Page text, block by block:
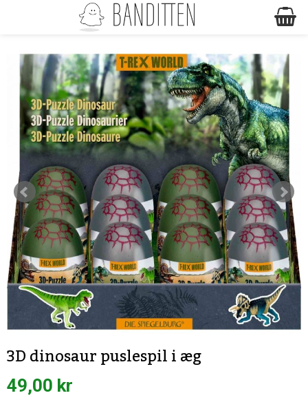
3D dinosaur puslespil i æg
49,00 kr